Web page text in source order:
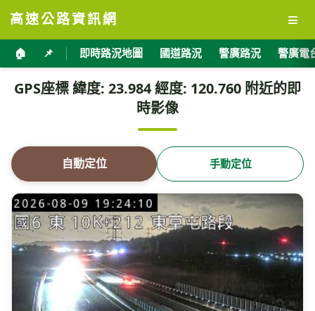
高速公路資訊網 ≡
🏠 📌 即時路況地圖 國道路況 警廣路況 警廣電
GPS座標 緯度: 23.984 經度: 120.760 附近的即
時影像
自動定位 手動定位